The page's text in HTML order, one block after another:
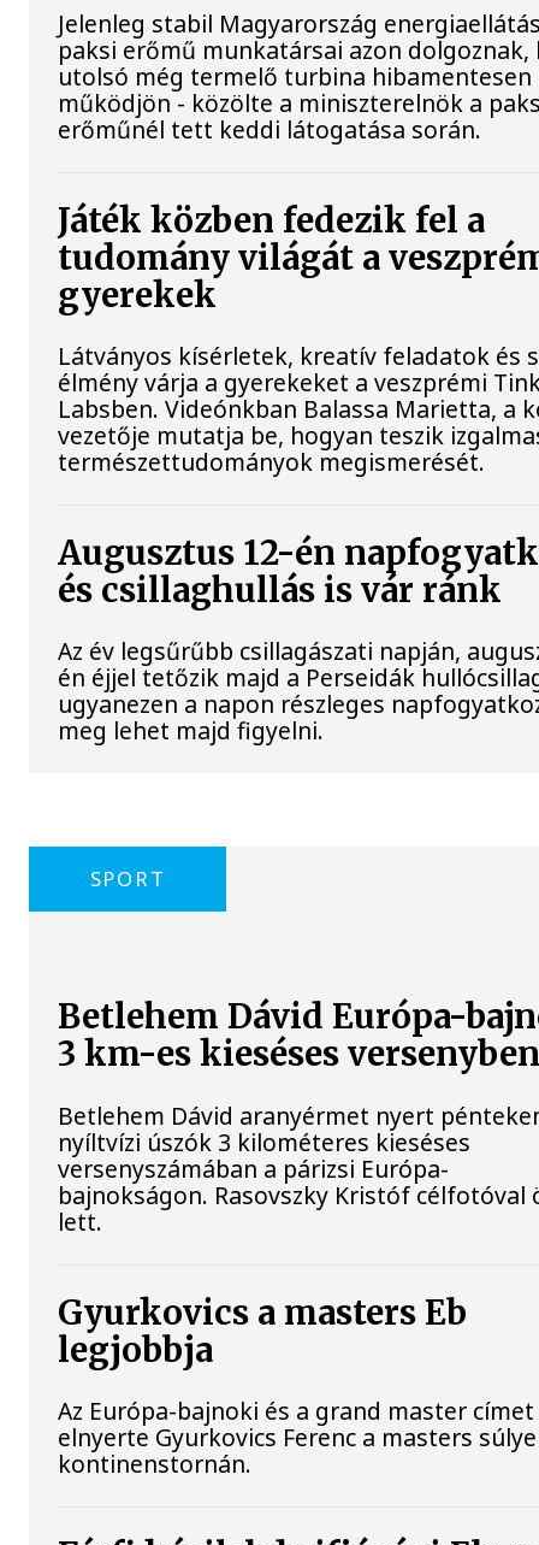
Jelenleg stabil Magyarország
paksi erőmű munkatársai azon dolgoznak,
utolsó még termelő turbina hibamentesen
működjön - közölte a miniszterelnök a
erőműnél tett keddi látogatása során.
Játék közben fedezik fel a
tudomány világát a
gyerekek
Látványos kísérletek, kreatív feladatok és
élmény várja a gyerekeket a veszprémi
Labsben. Videónkban Balassa Marietta, a
vezetője mutatja be, hogyan teszik
természettudományok megismerését.
Augusztus 12-én
és csillaghullás is vár ránk
Az év legsűrűbb csillagászati napján,
én éjjel tetőzik majd a Perseidák
ugyanezen a napon részleges
meg lehet majd figyelni.
SPORT
Betlehem Dávid Európa-
3 km-es kieséses
Betlehem Dávid aranyérmet nyert
nyíltvízi úszók 3 kilométeres kieséses
versenyszámában a párizsi Európa-
bajnokságon. Rasovszky Kristóf célfotóval
lett.
Gyurkovics a masters Eb
legjobbja
Az Európa-bajnoki és a grand master
elnyerte Gyurkovics Ferenc a masters
kontinenstornán.